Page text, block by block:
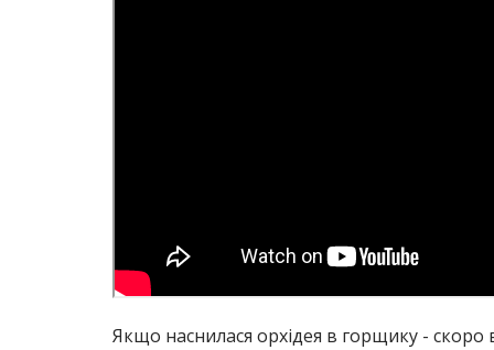
Якщо наснилася орхідея в горщику - скоро